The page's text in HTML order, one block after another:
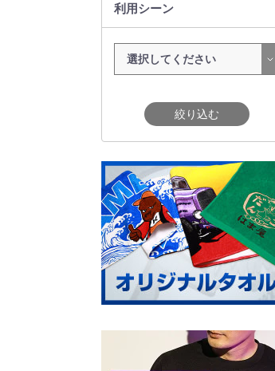
利用シーン
絞り込む